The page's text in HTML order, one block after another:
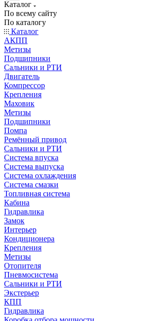
Каталог
По всему сайту
По каталогу
Каталог
АКПП
Метизы
Подшипники
Сальники и РТИ
Двигатель
Компрессор
Крепления
Маховик
Метизы
Подшипники
Помпа
Ремённый привод
Сальники и РТИ
Система впуска
Система выпуска
Система охлаждения
Система смазки
Топливная система
Кабина
Гидравлика
Замок
Интерьер
Кондиционера
Крепления
Метизы
Отопителя
Пневмосистема
Сальники и РТИ
Экстерьер
КПП
Гидравлика